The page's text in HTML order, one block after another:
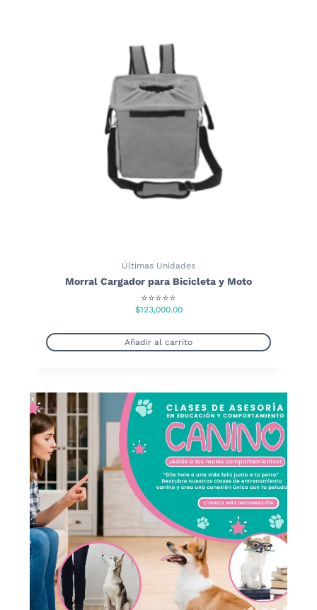
Últimas Unidades
Morral Cargador para Bicicleta y Moto
⭐⭐⭐⭐⭐
$123,000.00
Añadir al carrito